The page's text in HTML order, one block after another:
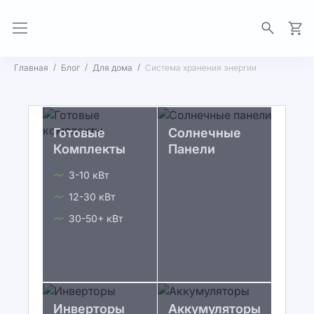
Главная Блог Для дома Система хранения энергии
Готовые
Комплекты
3-10 кВт
12-30 кВт
30-50+ кВт
Солнечные
Панели
Инверторы Аккумуляторы